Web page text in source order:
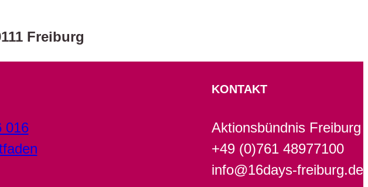
Freiburg
016
KONTAKT
Aktionsbündnis Freiburg
+49 (0)761 48977100
info@16days-freiburg.de